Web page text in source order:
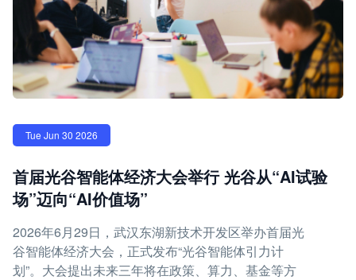
Tue Jun 30 2026
首届光谷智能体经济大会举行 光谷从“AI试验
场”迈向“AI价值场”
2026年6月29日，武汉东湖新技术开发区举办首届光
谷智能体经济大会，正式发布“光谷智能体引力计
划”。大会提出未来三年将在政策、算力、基金等方